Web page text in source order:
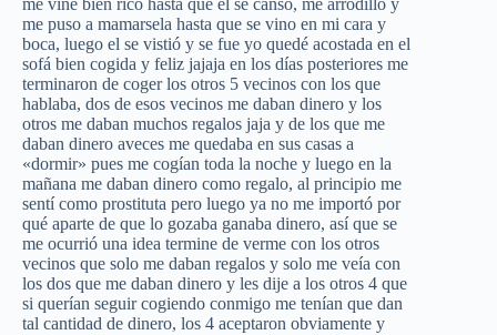
me vine bien rico hasta que el se canso, me arrodilló y
me puso a mamarsela hasta que se vino en mi cara y
boca, luego el se vistió y se fue yo quedé acostada en el
sofá bien cogida y feliz jajaja en los días posteriores me
terminaron de coger los otros 5 vecinos con los que
hablaba, dos de esos vecinos me daban dinero y los
otros me daban muchos regalos jaja y de los que me
daban dinero aveces me quedaba en sus casas a
«dormir» pues me cogían toda la noche y luego en la
mañana me daban dinero como regalo, al principio me
sentí como prostituta pero luego ya no me importó por
qué aparte de que lo gozaba ganaba dinero, así que se
me ocurrió una idea termine de verme con los otros
vecinos que solo me daban regalos y solo me veía con
los dos que me daban dinero y les dije a los otros 4 que
si querían seguir cogiendo conmigo me tenían que dan
tal cantidad de dinero, los 4 aceptaron obviamente y